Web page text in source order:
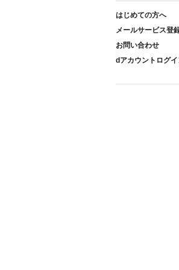
はじめての方へ
メールサービス登
お問い合わせ
dアカウントログ